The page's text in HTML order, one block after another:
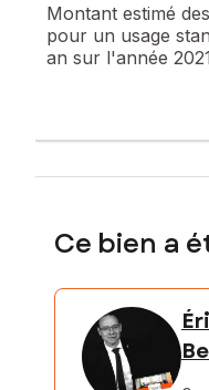
Montant estimé
pour un usage
an sur l'année
Ce bien a